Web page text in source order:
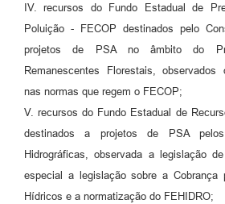
IV. recursos do Fundo Estadual de
Poluição - FECOP destinados pelo
projetos de PSA no âmbito do
Remanescentes Florestais,
nas normas que regem o FECOP;
V. recursos do Fundo Estadual de
destinados a projetos de PSA
Hidrográficas, observada a legislação
especial a legislação sobre a Cobrança
Hídricos e a normatização do FEHIDRO;